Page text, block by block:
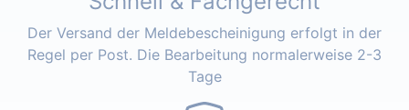
Der Versand der Meldebescheinigung erfolgt in der
Regel per Post. Die Bearbeitung normalerweise 2-3
Tage